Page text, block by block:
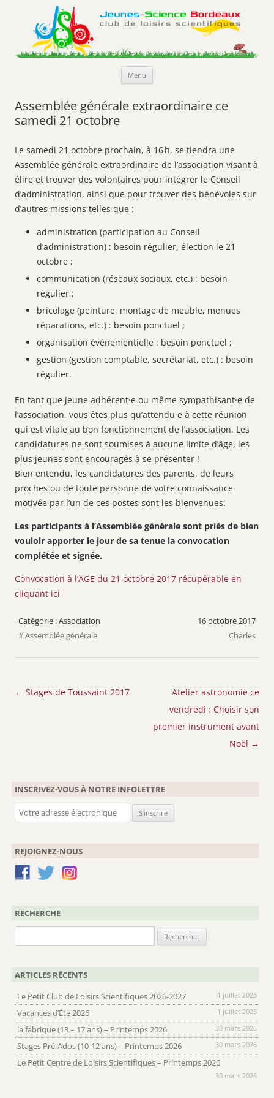
Jeunes-Science Bordeaux
Club de loisirs scientifiques
Menu
Assemblée générale extraordinaire ce
samedi 21 octobre
Le samedi 21 octobre prochain, à 16 h, se tiendra une
Assemblée générale extraordinaire de l’association visant à
élire et trouver des volontaires pour intégrer le Conseil
d’administration, ainsi que pour trouver des bénévoles sur
d’autres missions telles que :
administration (participation au Conseil
d’administration) : besoin régulier, élection le 21
octobre ;
communication (réseaux sociaux, etc.) : besoin
régulier ;
bricolage (peinture, montage de meuble, menues
réparations, etc.) : besoin ponctuel ;
organisation évènementielle : besoin ponctuel ;
gestion (gestion comptable, secrétariat, etc.) : besoin
régulier.
En tant que jeune adhérent·e ou même sympathisant·e de
l’association, vous êtes plus qu’attendu·e à cette réunion
qui est vitale au bon fonctionnement de l’association. Les
candidatures ne sont soumises à aucune limite d’âge, les
plus jeunes sont encouragés à se présenter !
Bien entendu, les candidatures des parents, de leurs
proches ou de toute personne de votre connaissance
motivée par l’un de ces postes sont les bienvenues.
Les participants à l’Assemblée générale sont priés de bien
vouloir apporter le jour de sa tenue la convocation
complétée et signée.
Convocation à l’AGE du 21 octobre 2017 récupérable en
cliquant ici
Association
Assemblée générale
16 octobre 2017
Charles
Navigation
← Stages de Toussaint 2017
Atelier astronomie ce
vendredi : Choisir son
premier instrument avant
Noël →
INSCRIVEZ-VOUS À NOTRE INFOLETTRE
REJOIGNEZ-NOUS
RECHERCHE
ARTICLES RÉCENTS
Le Petit Club de Loisirs Scientifiques 2026-2027
1 juillet 2026
Vacances d’Été 2026 1 juillet 2026
la fabrique (13 – 17 ans) – Printemps 2026 30 mars 2026
Stages Pré-Ados (10-12 ans) – Printemps 2026 30 mars 2026
Le Petit Centre de Loisirs Scientifiques – Printemps 2026
30 mars 2026